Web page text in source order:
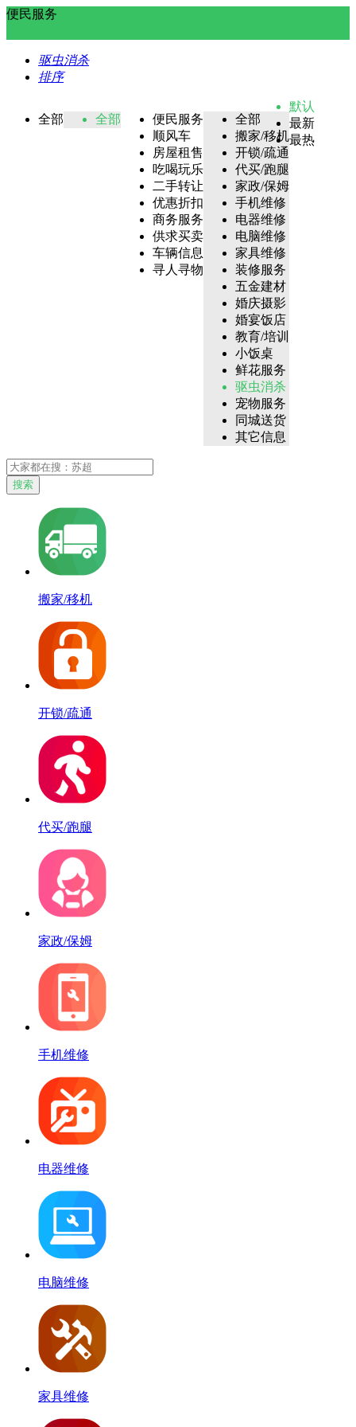
便民服务
驱虫消杀
排序
全部 全部
便民服务
顺风车
房屋租售
吃喝玩乐
二手转让
优惠折扣
商务服务
供求买卖
车辆信息
寻人寻物
全部
搬家/移机
开锁/疏通
代买/跑腿
家政/保姆
手机维修
电器维修
电脑维修
家具维修
装修服务
五金建材
婚庆摄影
婚宴饭店
教育/培训
小饭桌
鲜花服务
驱虫消杀
宠物服务
同城送货
其它信息
默认
最新
最热
搜索
搬家/移机
开锁/疏通
代买/跑腿
家政/保姆
手机维修
电器维修
电脑维修
家具维修